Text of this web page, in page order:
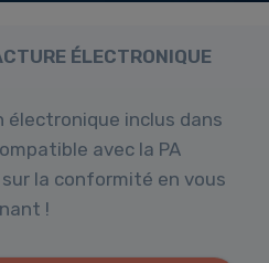
ÉLECTRONIQUE
inclus dans
avec la PA
sur la conformité en vous
!